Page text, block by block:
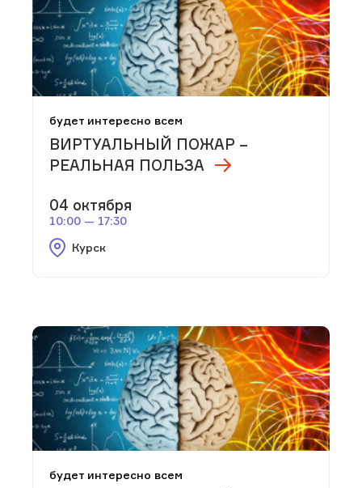
будет интересно всем
ВИРТУАЛЬНЫЙ ПОЖАР –
РЕАЛЬНАЯ ПОЛЬЗА
04 октября
10:00 — 17:30
Курск
будет интересно всем